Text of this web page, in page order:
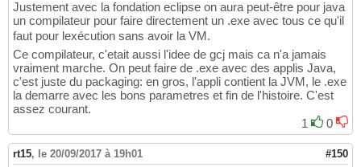
Justement avec la fondation eclipse on aura peut-être pour java
un compilateur pour faire directement un .exe avec tous ce qu'il
faut pour lexécution sans avoir la VM.
Ce compilateur, c'etait aussi l'idee de gcj mais ca n'a jamais
vraiment marche. On peut faire de .exe avec des applis Java,
c'est juste du packaging: en gros, l'appli contient la JVM, le .exe
la demarre avec les bons parametres et fin de l'histoire. C'est
assez courant.
1
0
rt15, le 20/09/2017 à 19h01 #150